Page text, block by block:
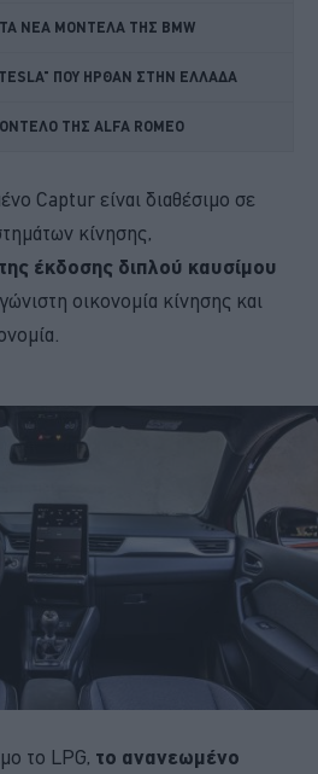
ΝΕΑ ΜΟΝΤΕΛΑ ΤΗΣ BMW
ΠΟΥ ΗΡΘΑΝ ΣΤΗΝ ΕΛΛΑΔΑ
ΤΗΣ ALFA ROMEO
Captur είναι διαθέσιμο σε
κίνησης,
της έκδοσης διπλού καυσίμου
οικονομία κίνησης και
το LPG, το ανανεωμένο